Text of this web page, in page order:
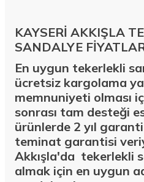
KAYSERİ AKKIŞLA
SANDALYE
En uygun tekerlekli
ücretsiz kargolama
memnuniyeti olması
sonrası tam desteği
ürünlerde 2 yıl
teminat garantisi
Akkışla'da tekerlekli
almak için en uygun